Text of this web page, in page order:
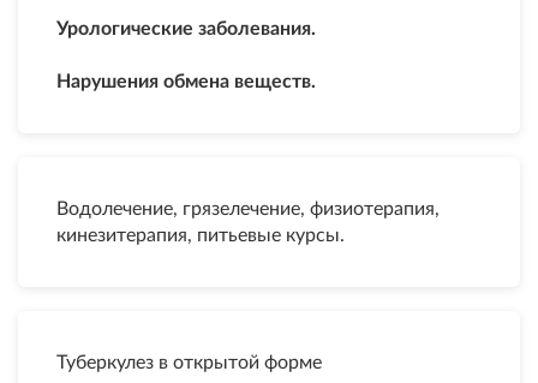
Урологические заболевания.
Нарушения обмена веществ.
Водолечение, грязелечение, физиотерапия,
кинезитерапия, питьевые курсы.
Туберкулез в открытой форме